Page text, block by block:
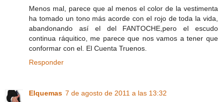
Menos mal, parece que al menos el color de la vestimenta
ha tomado un tono más acorde con el rojo de toda la vida,
abandonando así el del FANTOCHE,pero el escudo
continua ráquitico, me parece que nos vamos a tener que
conformar con el. El Cuenta Truenos.
Responder
Elquemas 7 de agosto de 2011 a las 13:32